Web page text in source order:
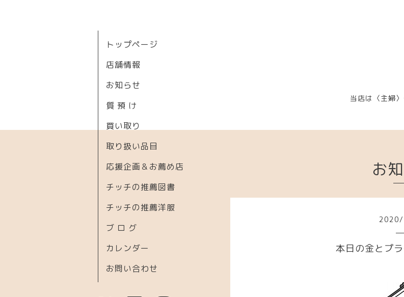
当店は〈主婦
トップページ
店舗情報
お知らせ
質 預 け
買い取り
取り扱い品目
応援企画＆お薦め店
チッチの推薦図書
チッチの推薦洋服
ブ ロ グ
カレンダー
お問い合わせ
お
2020/
本日の金とプ